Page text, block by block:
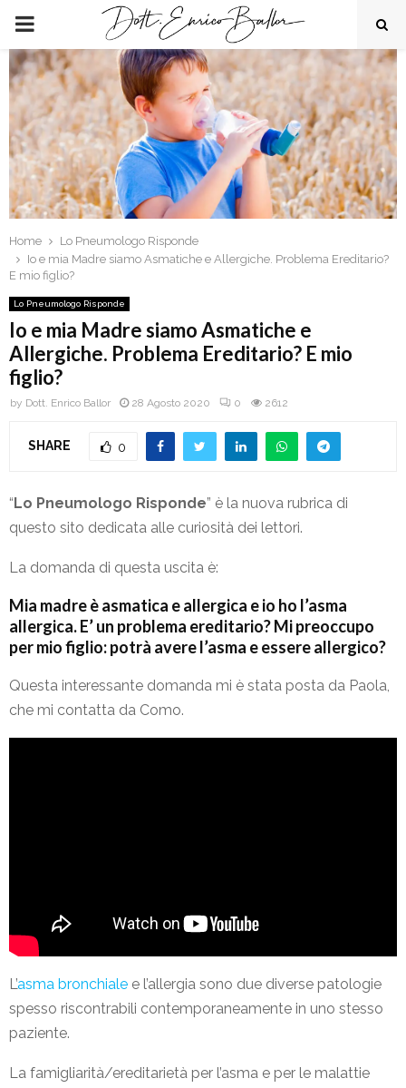
PRIMARY
MENU
Home
Lo Pneumologo Risponde
Io e mia Madre siamo Asmatiche e Allergiche. Problema Ereditario?
E mio figlio?
Lo Pneumologo Risponde
Io e mia Madre siamo Asmatiche e
Allergiche. Problema Ereditario? E mio
figlio?
by Dott. Enrico Ballor 28 Agosto 2020 0 2612
SHARE 0
“ Lo Pneumologo Risponde” è la nuova rubrica di
questo sito dedicata alle curiosità dei lettori.
La domanda di questa uscita è:
Mia madre è asmatica e allergica e io ho l’asma
allergica. E’ un problema ereditario? Mi preoccupo
per mio figlio: potrà avere l’asma e essere allergico?
Questa interessante domanda mi è stata posta da Paola,
che mi contatta da Como.
L’asma bronchiale e l’allergia sono due diverse patologie
spesso riscontrabili contemporaneamente in uno stesso
paziente.
La famigliarità/ereditarietà per l’asma e per le malattie